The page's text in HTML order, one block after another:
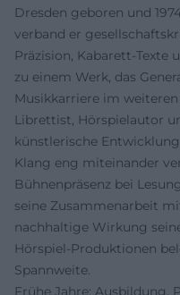
Dresden geboren und
verband er
Präzision, Kabarett-Texte
zu einem Werk, das
Musikkarriere im
Librettist, Hörspielautor
künstlerische
Klang eng miteinander
Bühnenpräsenz bei
seine Zusammenarbeit
nachhaltige Wirkung
Hörspiel-Produktionen
Spannweite.
Frühe Jahre: Ausbildung,